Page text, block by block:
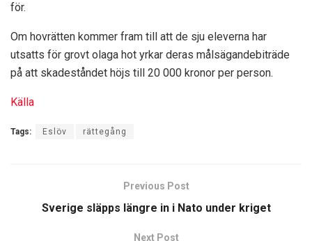
för.
Om hovrätten kommer fram till att de sju eleverna har
utsatts för grovt olaga hot yrkar deras målsägandebiträde
på att skadeståndet höjs till 20 000 kronor per person.
Källa
Tags: Eslöv rättegång
Previous Post
Sverige släpps längre in i Nato under kriget
Next Post